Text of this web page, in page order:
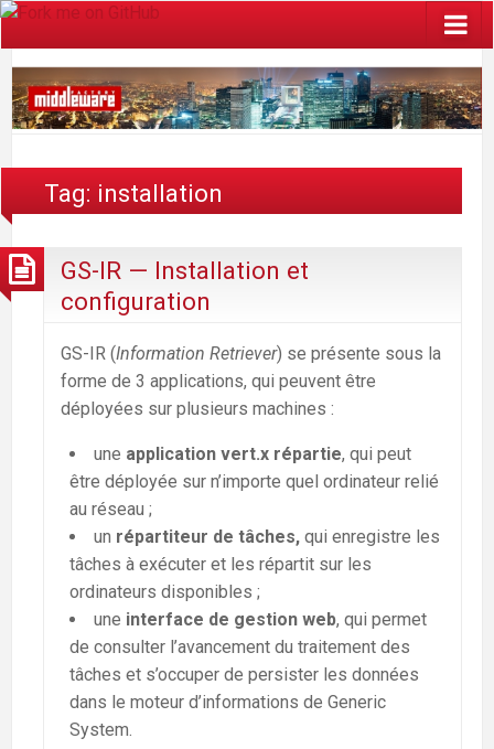
Tag: installation
GS-IR — Installation et
configuration
GS-IR (Information Retriever) se présente sous la
forme de 3 applications, qui peuvent être
déployées sur plusieurs machines :
une application vert.x répartie, qui peut
être déployée sur n’importe quel ordinateur relié
au réseau ;
un répartiteur de tâches, qui enregistre les
tâches à exécuter et les répartit sur les
ordinateurs disponibles ;
une interface de gestion web, qui permet
de consulter l’avancement du traitement des
tâches et s’occuper de persister les données
dans le moteur d’informations de Generic
System.